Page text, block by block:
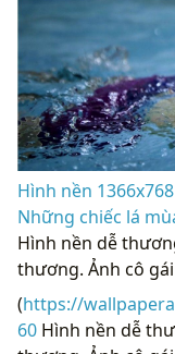
Hình nền
Những chiếc lá
Hình nền dễ
thương. Ảnh cô
(https://
60 Hình nền dễ